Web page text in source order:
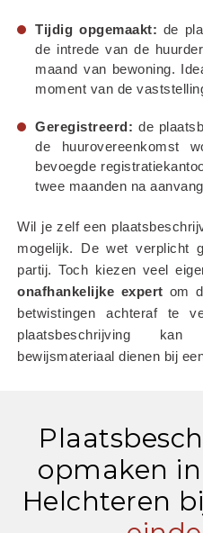
Tijdig opgemaakt: de
de intrede van de
maand van bewoning.
moment van de
Geregistreerd: de
de huurovereenkomst
bevoegde
twee maanden na
Wil je zelf een
mogelijk. De wet verplicht
onafhankelijke expert om
betwistingen achteraf te
plaatsbeschrijving
bewijsmateriaal dienen bij
opmaken
Helchteren